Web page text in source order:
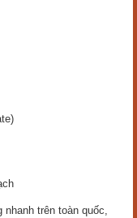
trên toàn quốc,